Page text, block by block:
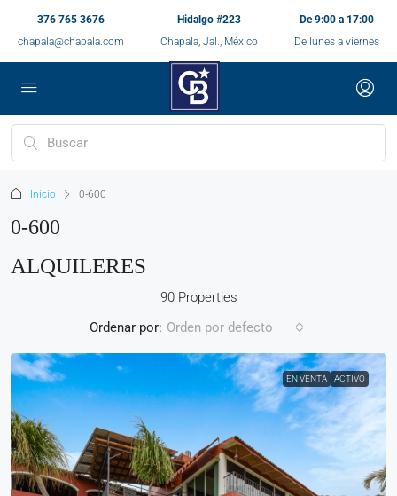
376 765 3676
chapala@chapala.com
Hidalgo #223
Chapala, Jal., México
De 9:00 a 17:00
De lunes a viernes
Inicio 0-600
0-600
ALQUILERES
90 Properties
Ordenar por: Orden por defecto
EN VENTA ACTIVO